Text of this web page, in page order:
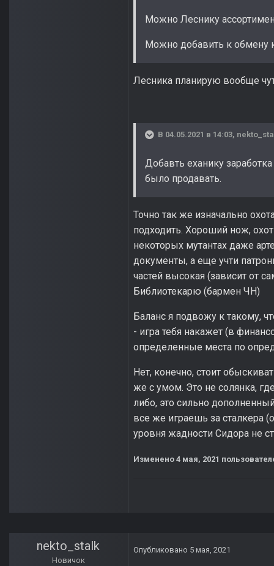
Можно Леснику
Можно добавить к обмену
Лесника планирую вообще
В 04.05.2021 в 14:03,
Добавть еханику
было продавать.
Точно так же изначально
подходить. Хороший нож,
некоторых мутантах даже
документы, а еще учти
частей высокая (зависит от
Библиотекарю (бармен ЧН)
Баланс я подвожу к такому,
- игра тебя накажет (в
определенные места по
Нет, конечно, стоит
же с умом. Это не солянка,
либо, это сильно
все же играешь за сталкера
уровня жадности Сидора не
Изменено 4 мая, 2021
nekto_stalk
Новичок
Опубликовано 5 мая, 2021